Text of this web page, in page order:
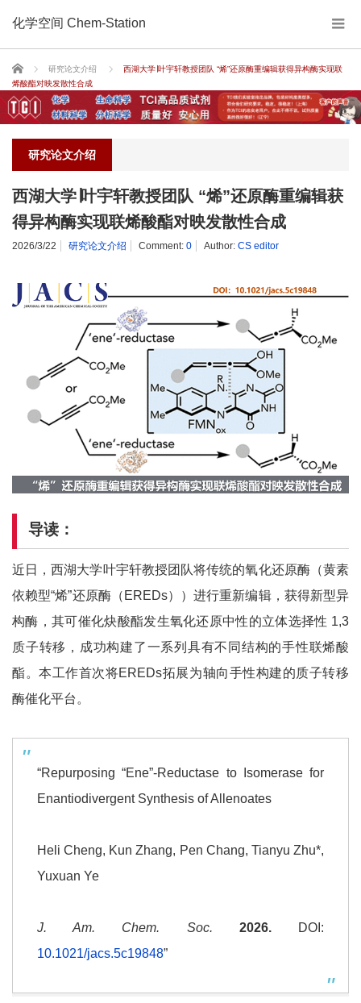
化学空间 Chem-Station
Home 研究论文介绍
西湖大学∣叶宇轩教授团队 “烯”还原酶重编辑获得异构酶实现联
烯酸酯对映发散性合成
研究论文介绍
西湖大学∣叶宇轩教授团队 “烯”还原酶重编辑获
得异构酶实现联烯酸酯对映发散性合成
2026/3/22 研究论文介绍 Comment: 0 Author: CS editor
导读：
近日，西湖大学叶宇轩教授团队将传统的氧化还原酶（黄素
依赖型“烯”还原酶（EREDs））进行重新编辑，获得新型异
构酶，其可催化炔酸酯发生氧化还原中性的立体选择性 1,3
质子转移，成功构建了一系列具有不同结构的手性联烯酸
酯。本工作首次将EREDs拓展为轴向手性构建的质子转移
酶催化平台。
“Repurposing “Ene”-Reductase to Isomerase for
Enantiodivergent Synthesis of Allenoates
Heli Cheng, Kun Zhang, Pen Chang, Tianyu Zhu*,
Yuxuan Ye
J. Am. Chem. Soc. 2026.DOI:
10.1021/jacs.5c19848”